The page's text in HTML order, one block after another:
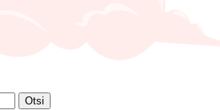
Otsi